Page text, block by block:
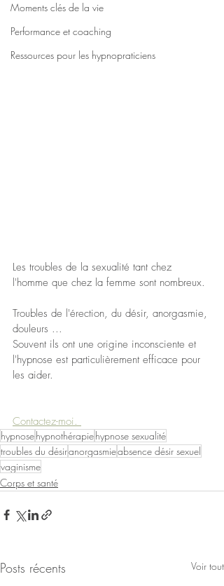
Moments clés de la vie
Performance et coaching
Ressources pour les hypnopraticiens
Les troubles de la sexualité tant chez
l'homme que chez la femme sont nombreux.
Troubles de l'érection, du désir, anorgasmie,
douleurs ...
Souvent ils ont une origine inconsciente et
l'hypnose est particulièrement efficace pour
les aider.
Contactez-moi.
hypnosehypnothérapiehypnose sexualité
troubles du désiranorgasmieabsence désir sexuel
vaginisme
Corps et santé
Posts récents Voir tout